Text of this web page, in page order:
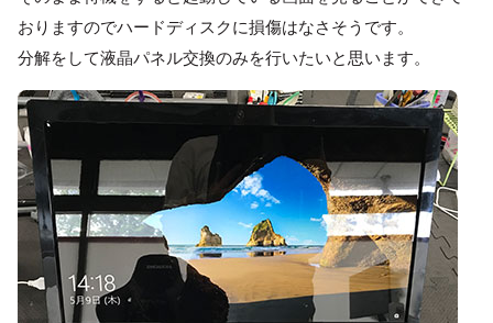
おりますのでハードディスクに損傷はなさそうです。
分解をして液晶パネル交換のみを行いたいと思います。